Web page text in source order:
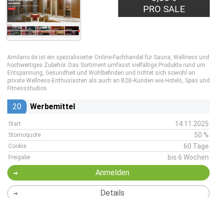
PRO SALE
Amilano.de ist ein spezialisierter Online-Fachhandel für Sauna, Wellness und
hochwertiges Zubehör. Das Sortiment umfasst vielfältige Produkte rund um
Entspannung, Gesundheit und Wohlbefinden und richtet sich sowohl an
private Wellness-Enthusiasten als auch an B2B-Kunden wie Hotels, Spas und
Fitnessstudios.
20 Werbemittel
Start 14.11.2025
Stornoquote 50 %
Cookie 60 Tage
Freigabe bis 6 Wochen
Anmelden
Details